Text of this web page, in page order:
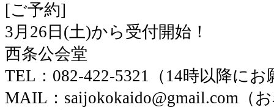
[ご予約]
3月26日(土)から受付開始！
西条公会堂
TEL：082-422-5321（14時以降に
MAIL：saijokokaido@gmail.com（